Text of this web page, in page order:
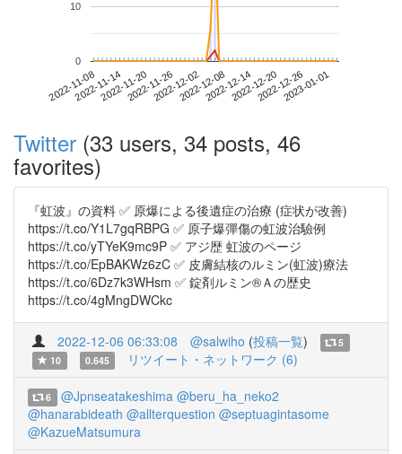
2022-11-082022-11-142022-11-202022-11-262022-12-022022-12-082022-12-142022-12-202022-12-262023-01-01
0
10
Twitter (33 users, 34 posts, 46
favorites)
『虹波』の資料 ✅ 原爆による後遺症の治療 (症状が改善)
https://t.co/Y1L7gqRBPG ✅ 原子爆彈傷の虹波治驗例
https://t.co/yTYeK9mc9P ✅ アジ歴 虹波のページ
https://t.co/EpBAKWz6zC ✅ 皮膚結核のルミン(虹波)療法
https://t.co/6Dz7k3WHsm ✅ 錠剤ルミン®Ａの歴史
https://t.co/4gMngDWCkc
2022-12-06 06:33:08 @salwiho (投稿一覧)
5
10
0.645 リツイート・ネットワーク (6)
6 @Jpnseatakeshima @beru_ha_neko2
@hanarabideath @allterquestion @septuagintasome
@KazueMatsumura